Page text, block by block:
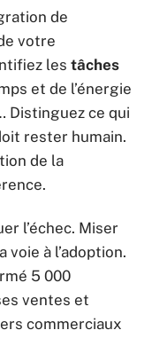
de
votre
les tâches
et de l’énergie
Distinguez ce qui
rester humain.
de la
l’échec. Miser
voie à l’adoption.
5 000
ventes et
commerciaux